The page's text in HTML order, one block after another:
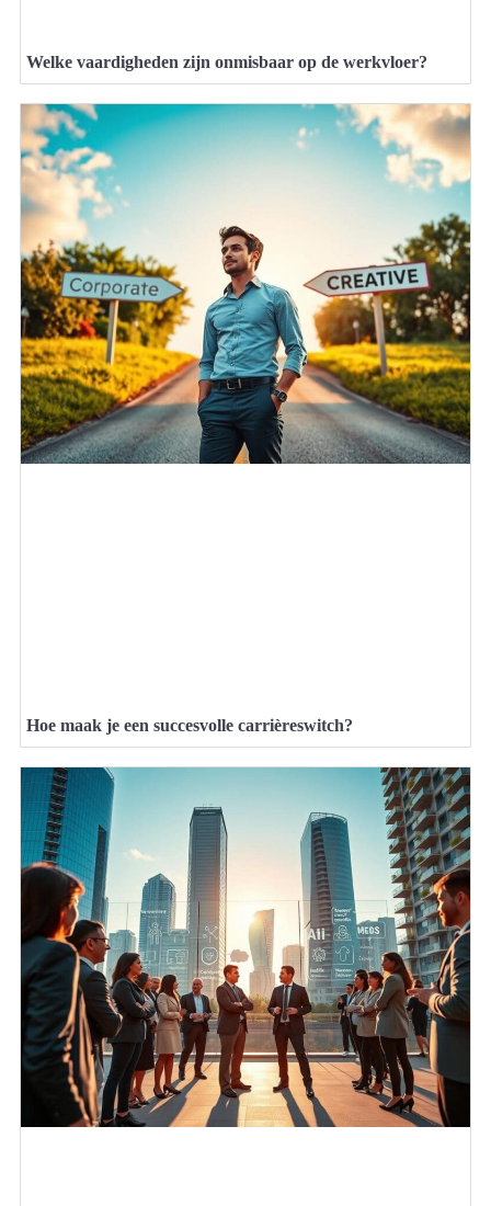
Welke vaardigheden zijn onmisbaar op de werkvloer?
Hoe maak je een succesvolle carrièreswitch?